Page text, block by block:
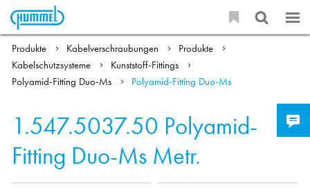
Produkte Kabelverschraubungen
Produkte
Kabelschutzsysteme
Kunststoff-Fittings
Polyamid-Fitting Duo-Ms
Polyamid-Fitting Duo-Ms
1.547.5037.50 Polyamid-
Fitting Duo-Ms Metr.